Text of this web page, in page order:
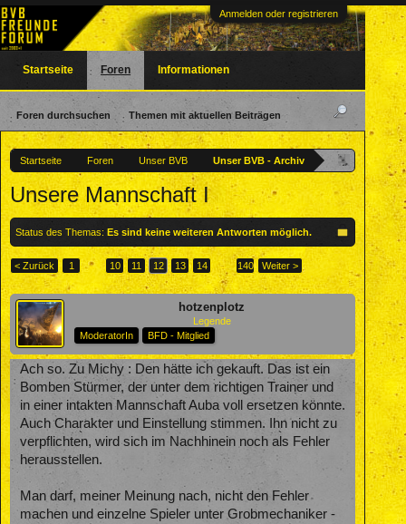
Anmelden oder registrieren
Startseite Foren Unser BVB Unser BVB - Archiv
Unsere Mannschaft I
Status des Themas: Es sind keine weiteren Antworten möglich.
< Zurück 1 ← 10 11 12 13 14 → 140 Weiter >
hotzenplotz
Legende
ModeratorIn
BFD - Mitglied
Ach so. Zu Michy : Den hätte ich gekauft. Das ist ein
Bomben Stürmer, der unter dem richtigen Trainer und
in einer intakten Mannschaft Auba voll ersetzen könnte.
Auch Charakter und Einstellung stimmen. Ihn nicht zu
verpflichten, wird sich im Nachhinein noch als Fehler
herausstellen.
Man darf, meiner Meinung nach, nicht den Fehler
machen und einzelne Spieler unter Grobmechaniker -
Startseite Foren
Foren durchsuchen Themen mit aktuellen Beiträgen
Informationen